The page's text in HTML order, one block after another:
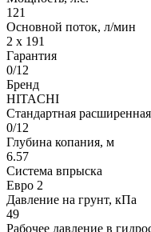
121
Основной поток, л/мин
2 x 191
Гарантия
0/12
Бренд
HITACHI
Стандартная
0/12
Глубина копания, м
6.57
Система впрыска
Евро 2
Давление на грунт, кПа
49
Рабочее давление в